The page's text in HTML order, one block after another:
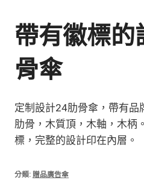
帶有徽標
骨傘
定制設計24肋骨傘，帶有品
肋骨，木質頂，木軸，木柄
標，完整的設計印在內層。
分類: 贈品廣告傘